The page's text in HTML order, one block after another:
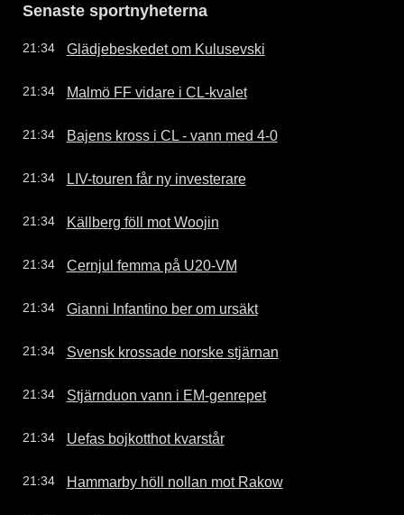
Senaste sportnyheterna
21:34 Glädjebeskedet om Kulusevski
21:34 Malmö FF vidare i CL-kvalet
21:34 Bajens kross i CL - vann med 4-0
21:34 LIV-touren får ny investerare
21:34 Källberg föll mot Woojin
21:34 Cernjul femma på U20-VM
21:34 Gianni Infantino ber om ursäkt
21:34 Svensk krossade norske stjärnan
21:34 Stjärnduon vann i EM-genrepet
21:34 Uefas bojkotthot kvarstår
21:34 Hammarby höll nollan mot Rakow